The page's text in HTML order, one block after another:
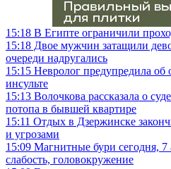
15:18 В Египте ограничили
15:18 Двое мужчин затащили
очереди надругались
15:15 Невролог предупредила
инсульте
15:13 Волочкова рассказала о
потопа в бывшей квартире
15:11 Отдых в Дзержинске
и угрозами
15:09 Магнитные бури сегодня, 7
слабость, головокружение